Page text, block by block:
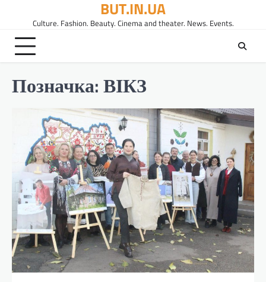
вмісту
BUT.IN.UA
Culture. Fashion. Beauty. Cinema and theater. News. Events.
Позначка:ВІКЗ